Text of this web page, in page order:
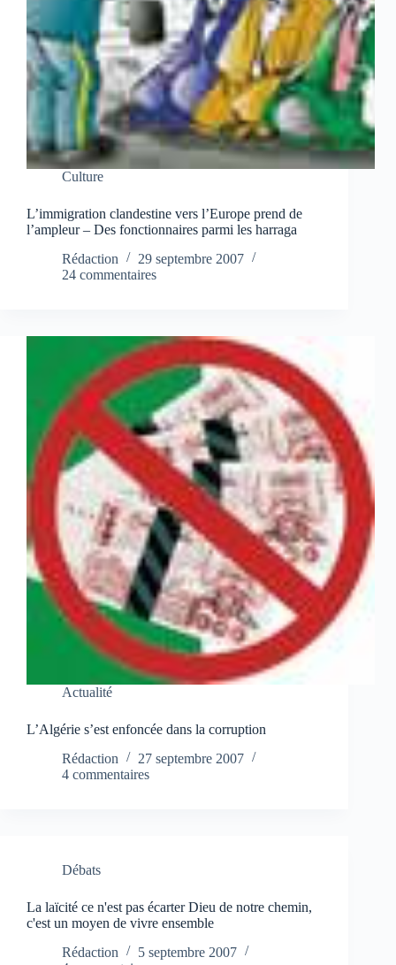
Culture
L’immigration clandestine vers l’Europe prend de
l’ampleur – Des fonctionnaires parmi les harraga
Rédaction
29 septembre 2007
24 commentaires
Actualité
L’Algérie s’est enfoncée dans la corruption
Rédaction
27 septembre 2007
4 commentaires
Débats
La laïcité ce n'est pas écarter Dieu de notre chemin,
c'est un moyen de vivre ensemble
Rédaction
5 septembre 2007